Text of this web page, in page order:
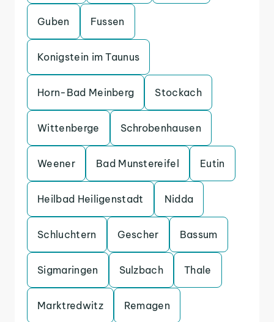
Guben Fussen
Konigstein im Taunus
Horn-Bad Meinberg Stockach
Wittenberge Schrobenhausen
Weener Bad Munstereifel Eutin
Heilbad Heiligenstadt Nidda
Schluchtern Gescher Bassum
Sigmaringen Sulzbach Thale
Marktredwitz Remagen